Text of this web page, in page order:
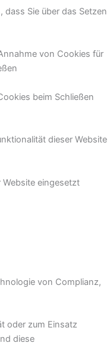
dass Sie über das Setzen
von Cookies für
beim Schließen
dieser Website
Website eingesetzt
von Complianz,
oder zum Einsatz
diese